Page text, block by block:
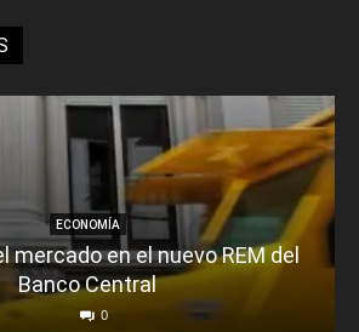
ECONOMÍA
mercado en el nuevo REM del
Banco Central
0